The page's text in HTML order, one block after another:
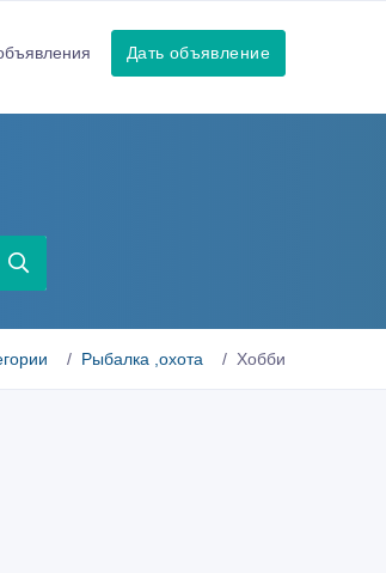
Дать объявление
Рыбалка ,охота Хобби